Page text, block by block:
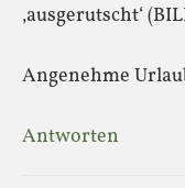
‚ausgerutscht‘
Angenehme
Antworten